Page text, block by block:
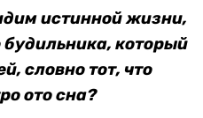
истинной жизни,
будильника, который
словно тот, что
ото сна?